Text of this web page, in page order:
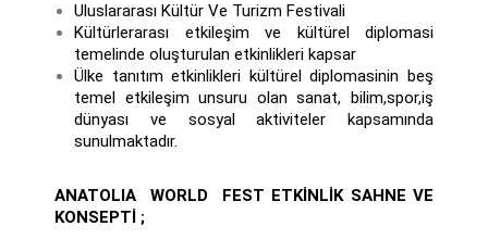
Uluslararası Kültür Ve Turizm Festivali
Kültürlerarası etkileşim ve kültürel diplomasi
temelinde oluşturulan etkinlikleri kapsar
Ülke tanıtım etkinlikleri kültürel diplomasinin beş
temel etkileşim unsuru olan sanat, bilim,spor,iş
dünyası ve sosyal aktiviteler kapsamında
sunulmaktadır.
ANATOLIA WORLD FEST ETKİNLİKSAHNE VE
KONSEPTİ ;